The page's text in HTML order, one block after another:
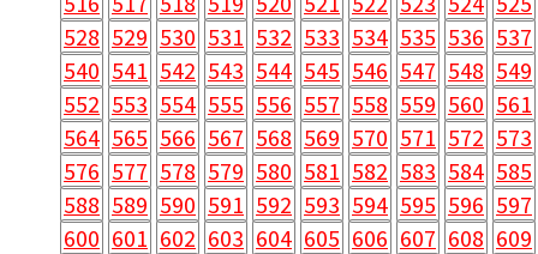
528 529 530 531 532 533 534 535 536 537
540 541 542 543 544 545 546 547 548 549
552 553 554 555 556 557 558 559 560 561
564 565 566 567 568 569 570 571 572 573
576 577 578 579 580 581 582 583 584 585
588 589 590 591 592 593 594 595 596 597
600 601 602 603 604 605 606 607 608 609